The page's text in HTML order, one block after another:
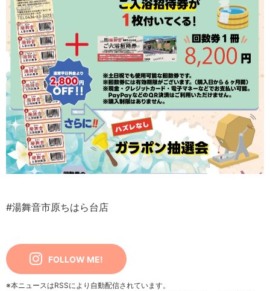
#湯舞音市原ちはら台店
FOLLOW ME!
※本ニュースはRSSにより自動配信されています。